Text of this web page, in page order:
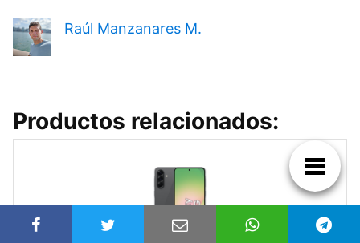
Raúl Manzanares M.
Productos relacionados: